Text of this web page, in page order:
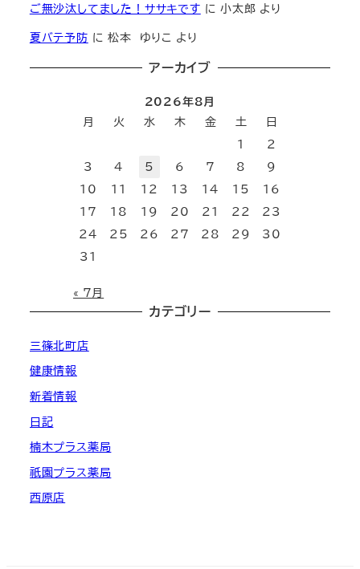
ご無沙汰してました！ササキです に小太郎 より
夏バテ予防 に松本 ゆりこ より
アーカイブ
2026年8月
月
火 水 木 金 土
日
1
2
3
4 5 6 7 8
9
10
11 12 13 14 15
16
17
18 19 20 21 22
23
24
25 26 27 28 29
30
31
« 7月
カテゴリー
三篠北町店
健康情報
新着情報
日記
楠木プラス薬局
祇園プラス薬局
西原店